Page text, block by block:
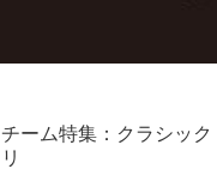
チーム特集：クラシック
リ